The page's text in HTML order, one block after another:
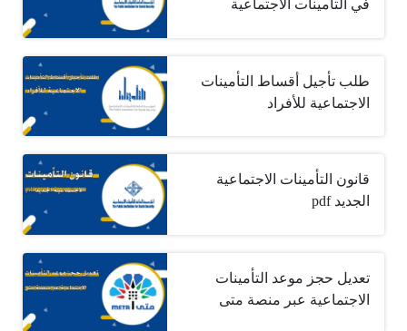
في التأمينات الاجتماعية
طلب تأجيل أقساط التأمينات
الاجتماعية للأفراد
قانون التأمينات الاجتماعية
الجديد pdf
تعديل حجز موعد التأمينات
الاجتماعية عبر منصة متى